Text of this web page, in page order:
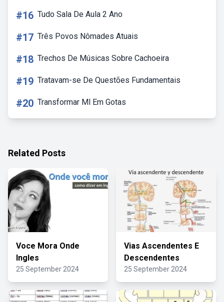
#16 Tudo Sala De Aula 2 Ano
#17 Três Povos Nômades Atuais
#18 Trechos De Músicas Sobre Cachoeira
#19 Tratavam-se De Questões Fundamentais
#20 Transformar Ml Em Gotas
Related Posts
Voce Mora Onde
Ingles
25 September 2024
Vias Ascendentes E
Descendentes
25 September 2024